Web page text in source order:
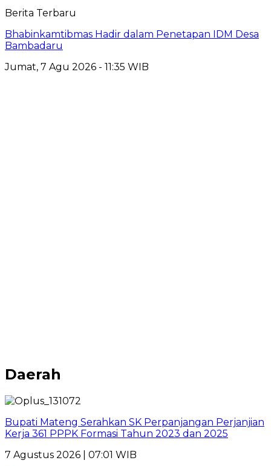
Berita Terbaru
Bhabinkamtibmas Hadir dalam Penetapan IDM Desa
Bambadaru
Jumat, 7 Agu 2026 - 11:35 WIB
Daerah
Bupati Mateng Serahkan SK Perpanjangan Perjanjian
Kerja 361 PPPK Formasi Tahun 2023 dan 2025
7 Agustus 2026 | 07:01 WIB